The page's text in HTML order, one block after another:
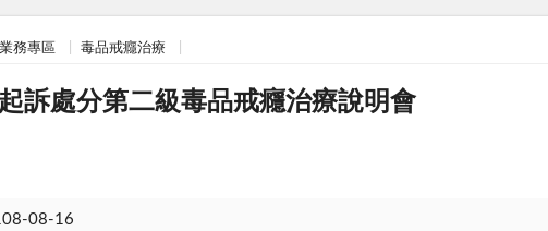
務專區 毒品戒癮治療
訴處分第二級毒品戒癮治療說明會
08-16